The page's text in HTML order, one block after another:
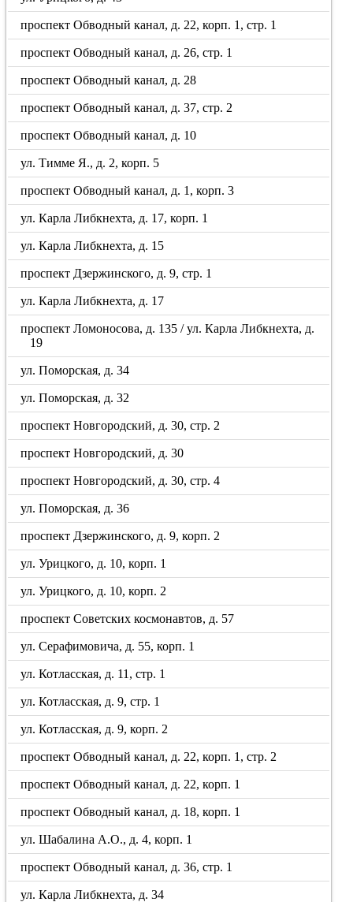
проспект Обводный канал, д. 22, корп. 1, стр. 1
проспект Обводный канал, д. 26, стр. 1
проспект Обводный канал, д. 28
проспект Обводный канал, д. 37, стр. 2
проспект Обводный канал, д. 10
ул. Тимме Я., д. 2, корп. 5
проспект Обводный канал, д. 1, корп. 3
ул. Карла Либкнехта, д. 17, корп. 1
ул. Карла Либкнехта, д. 15
проспект Дзержинского, д. 9, стр. 1
ул. Карла Либкнехта, д. 17
проспект Ломоносова, д. 135 / ул. Карла Либкнехта, д.
19
ул. Поморская, д. 34
ул. Поморская, д. 32
проспект Новгородский, д. 30, стр. 2
проспект Новгородский, д. 30
проспект Новгородский, д. 30, стр. 4
ул. Поморская, д. 36
проспект Дзержинского, д. 9, корп. 2
ул. Урицкого, д. 10, корп. 1
ул. Урицкого, д. 10, корп. 2
проспект Советских космонавтов, д. 57
ул. Серафимовича, д. 55, корп. 1
ул. Котласская, д. 11, стр. 1
ул. Котласская, д. 9, стр. 1
ул. Котласская, д. 9, корп. 2
проспект Обводный канал, д. 22, корп. 1, стр. 2
проспект Обводный канал, д. 22, корп. 1
проспект Обводный канал, д. 18, корп. 1
ул. Шабалина А.О., д. 4, корп. 1
проспект Обводный канал, д. 36, стр. 1
ул. Карла Либкнехта, д. 34